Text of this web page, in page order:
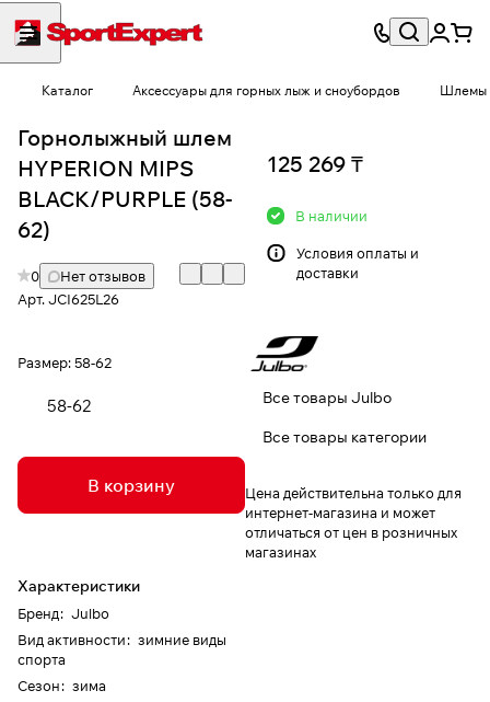
Каталог Аксессуары для горных лыж и сноубордов Шлемы
Горнолыжный шлем
HYPERION MIPS
BLACK/PURPLE (58-
62)
0
Нет отзывов
Арт.JCI625L26
Размер:58-62
58-62
В корзину
Характеристики
Бренд: Julbo
Вид активности: зимние виды
спорта
Сезон: зима
125 269 ₸
В наличии
Условия оплаты и
доставки
Все товары Julbo
Все товары категории
Цена действительна только для
интернет-магазина и может
отличаться от цен в розничных
магазинах